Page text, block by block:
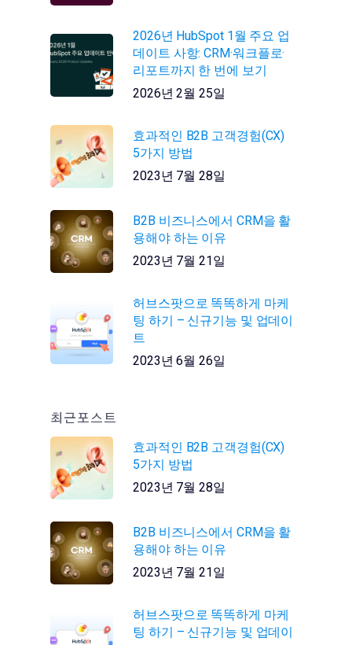
2026년 HubSpot 1월 주요 업
데이트 사항: CRM·워크플로·
리포트까지 한 번에 보기
2026년 2월 25일
효과적인 B2B 고객경험(CX)
5가지 방법
2023년 7월 28일
B2B 비즈니스에서 CRM을 활
용해야 하는 이유
2023년 7월 21일
허브스팟으로 똑똑하게 마케
팅 하기 – 신규기능 및 업데이
트
2023년 6월 26일
최근포스트
효과적인 B2B 고객경험(CX)
5가지 방법
2023년 7월 28일
B2B 비즈니스에서 CRM을 활
용해야 하는 이유
2023년 7월 21일
허브스팟으로 똑똑하게 마케
팅 하기 – 신규기능 및 업데이